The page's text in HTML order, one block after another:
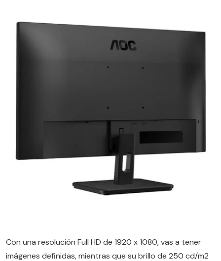
Con una resolución Full HD de 1920 x 1080, vas a tener
imágenes definidas, mientras que su brillo de 250 cd/m2